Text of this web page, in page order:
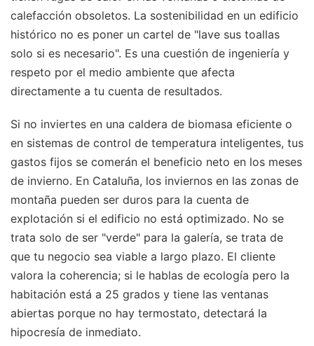
calefacción obsoletos. La sostenibilidad en un edificio
histórico no es poner un cartel de "lave sus toallas
solo si es necesario". Es una cuestión de ingeniería y
respeto por el medio ambiente que afecta
directamente a tu cuenta de resultados.
Si no inviertes en una caldera de biomasa eficiente o
en sistemas de control de temperatura inteligentes, tus
gastos fijos se comerán el beneficio neto en los meses
de invierno. En Cataluña, los inviernos en las zonas de
montaña pueden ser duros para la cuenta de
explotación si el edificio no está optimizado. No se
trata solo de ser "verde" para la galería, se trata de
que tu negocio sea viable a largo plazo. El cliente
valora la coherencia; si le hablas de ecología pero la
habitación está a 25 grados y tiene las ventanas
abiertas porque no hay termostato, detectará la
hipocresía de inmediato.